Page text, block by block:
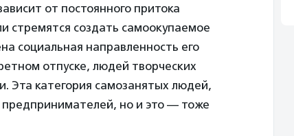
от постоянного притока
стремятся создать самоокупаемое
социальная направленность его
отпуске, людей творческих
Эта категория самозанятых людей,
предпринимателей, но и это — тоже